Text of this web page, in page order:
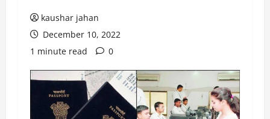
kaushar jahan
December 10, 2022
1 minute read
0